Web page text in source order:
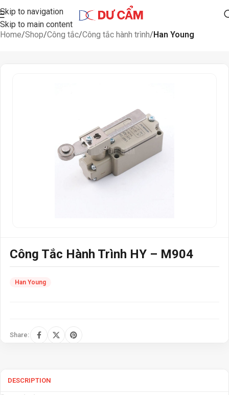
Skip to navigation
Skip to main content
Home Shop Công tắc Công tắc hành trình Han Young
Công Tắc Hành Trình HY – M904
Han Young
Share:
DESCRIPTION